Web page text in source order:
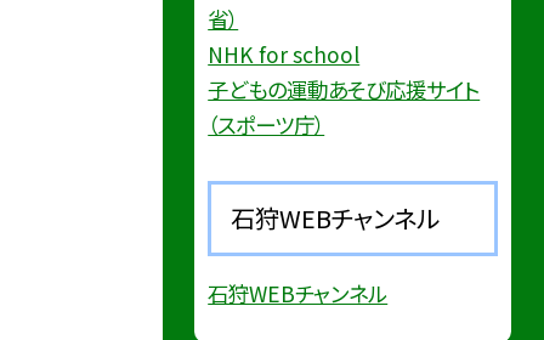
省）
NHK for school
子どもの運動あそび応援サイト
（スポーツ庁）
石狩WEBチャンネル
石狩WEBチャンネル